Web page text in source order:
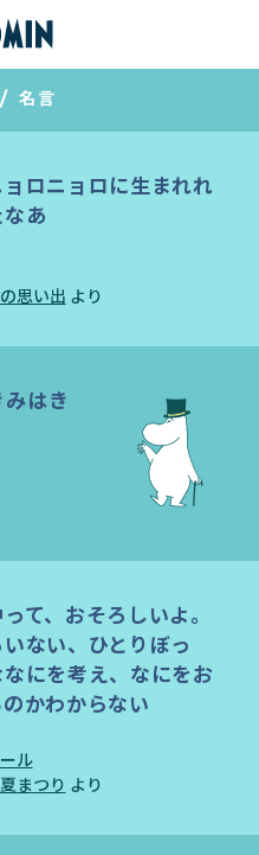
名言
ロニョロに生まれれ
あ
思い出 より
はき
て、おそろしいよ。
ない、ひとりぼっ
にを考え、なにをお
かわからない
ル
まつり より